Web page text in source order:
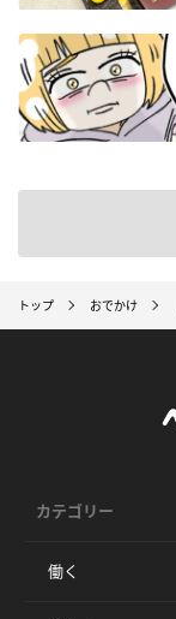
トップ おでかけ
カテゴリー
働く